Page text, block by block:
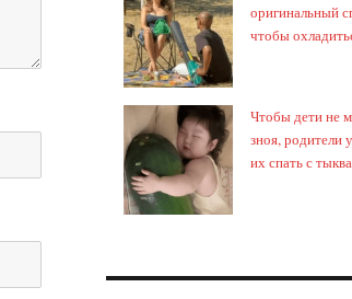
оригинальный
чтобы
Чтобы дети не
зноя, родители
их спать с